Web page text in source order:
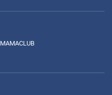
MAMACLUB